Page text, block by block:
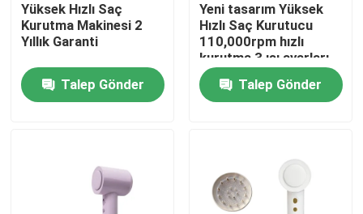
Yüksek Hızlı Saç
Kurutma Makinesi 2
Yıllık Garanti
Talep Gönder
Yeni tasarım Yüksek
Hızlı Saç Kurutucu
110,000rpm hızlı
kurutma 3 ısı ayarları
ile
Talep Gönder